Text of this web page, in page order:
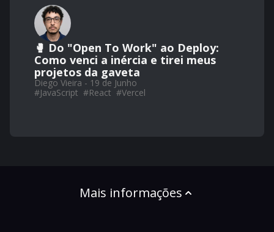
🥊 Do "Open To Work" ao Deploy:
Como venci a inércia e tirei meus
projetos da gaveta
Diego Vieira - 19 de Junho
#JavaScript #React #Vercel
Mais informações